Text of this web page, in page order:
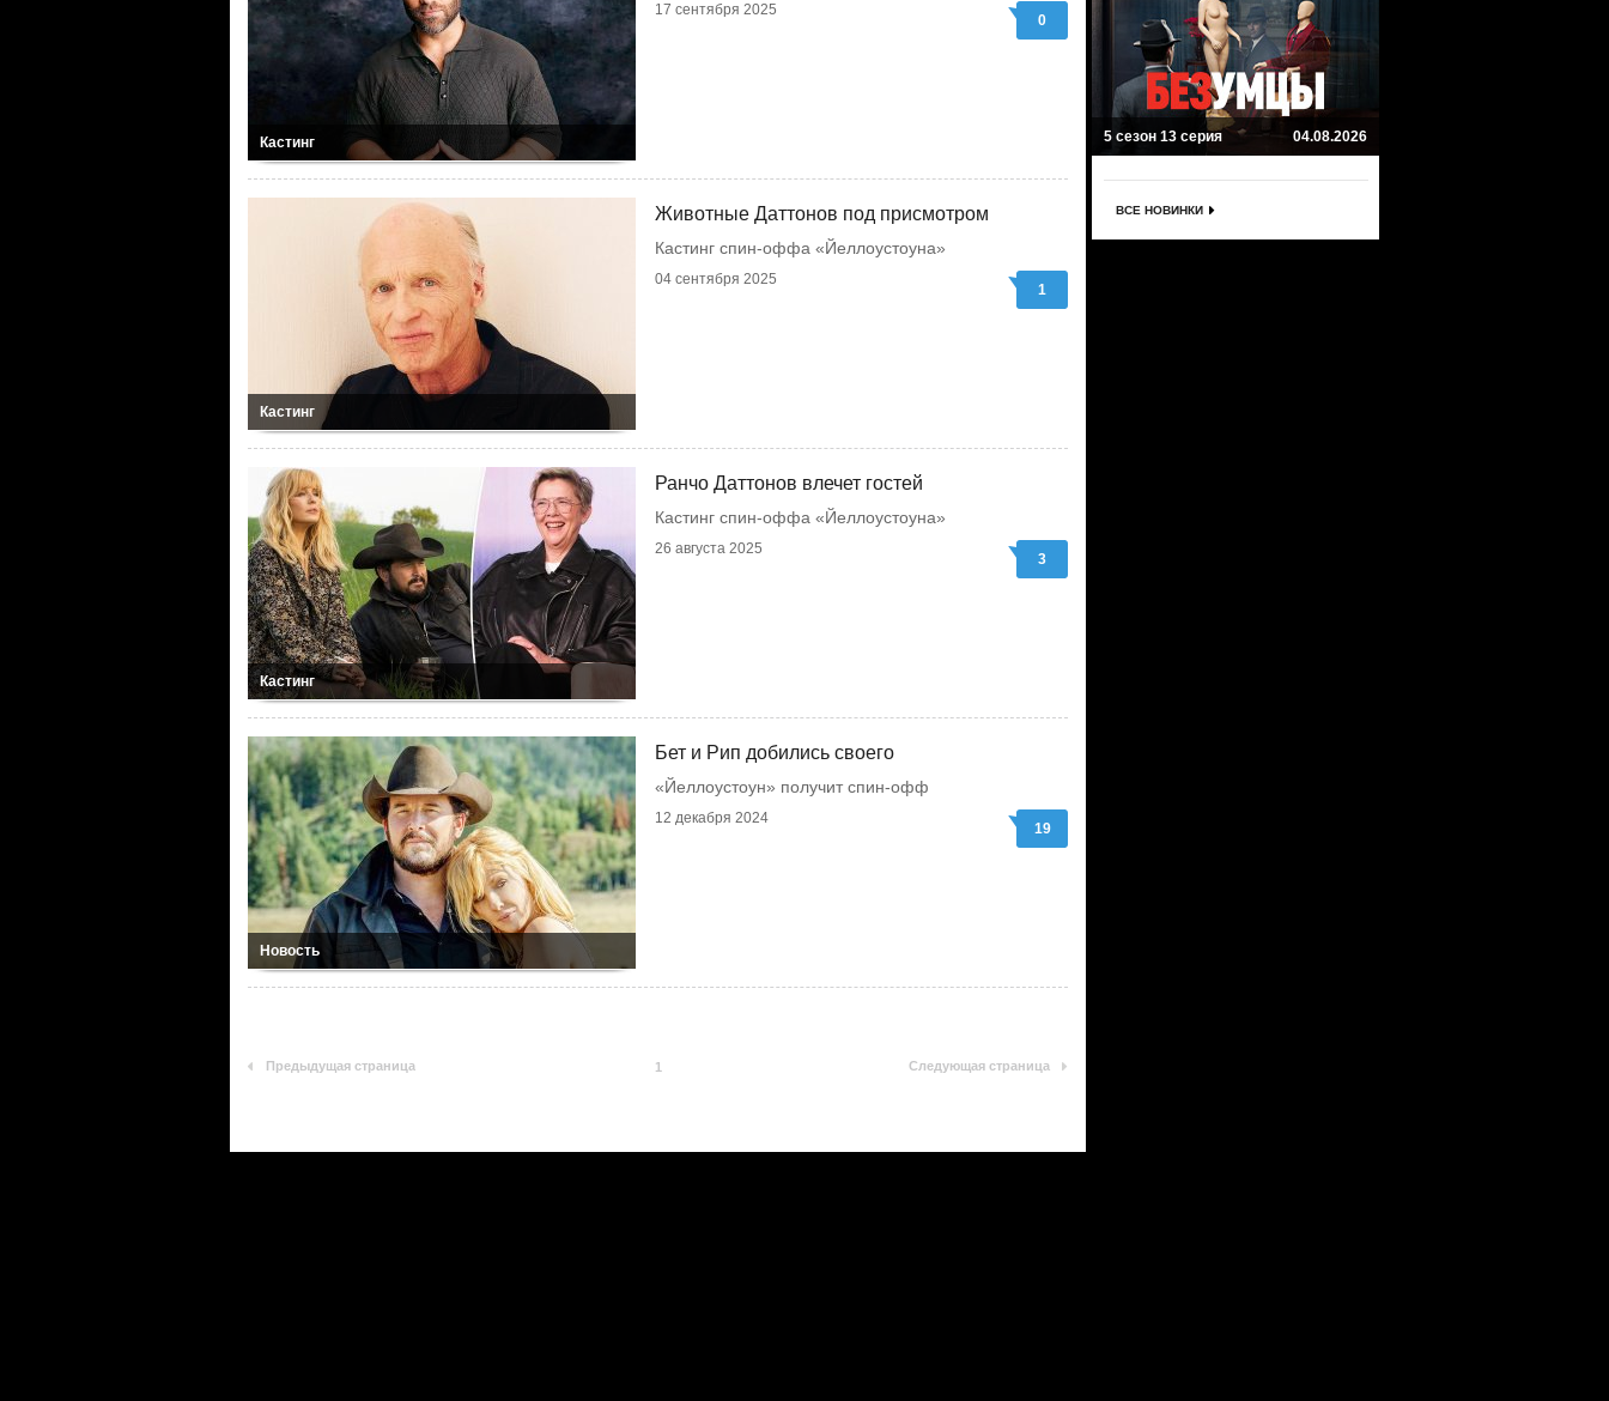
Кастинг
17 сентября 2025
0
Кастинг
Животные Даттонов под присмотром
Кастинг спин-оффа «Йеллоустоуна»
04 сентября 2025
1
Кастинг
Ранчо Даттонов влечет гостей
Кастинг спин-оффа «Йеллоустоуна»
26 августа 2025
3
Новость
Бет и Рип добились своего
«Йеллоустоун» получит спин-офф
12 декабря 2024
19
Предыдущая страница 1 Следующая страница
5 сезон 13 серия 04.08.2026
ВСЕ НОВИНКИ